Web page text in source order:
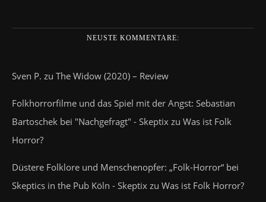
NEUSTE KOMMENTARE:
Sven P. zu The Widow (2020) – Review
Folkhorrorfilme und das Spiel mit der Angst: Sebastian
Bartoschek bei "Nachgefragt" - Skeptix zu Was ist Folk
Horror?
Düstere Folklore und Menschenopfer: „Folk-Horror“ bei
Skeptics in the Pub Köln - Skeptix zu Was ist Folk Horror?